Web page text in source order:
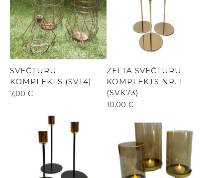
SVEČTURU
KOMPLEKTS (SVT4)
7,00 €
ZELTA SVEČTURU
KOMPLEKTS NR. 1
(SVK73)
10,00 €